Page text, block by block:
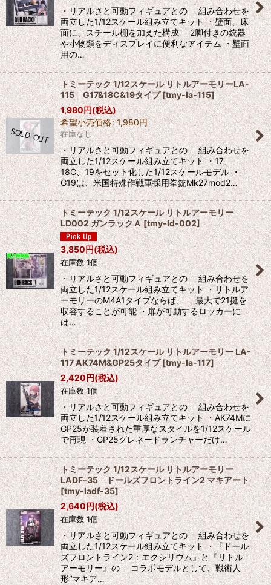
・リアルさと可動フィギュアとの 組み合わせを
両立した1/12スケール組み立てキット ・壁面、床
面に、スチール棚を加えた構成 2脚付きの銃器
や小物類をディスプレイに便利なアイテム ・壁面
用の…
トミーテック 1/12スケール リトルアーモリーLA-
115 G17&18C&19タイプ [tmy-la-115]
1,980円(税込)
希望小売価格: 1,980円
在庫なし
・リアルさと可動フィギュアとの 組み合わせを
両立した1/12スケール組み立てキット ・17、
18C、19をセット化した1/12スケールモデル ・
G19は、米国特殊作戦軍採用拳銃Mk27mod2…
トミーテック 1/12スケール リトルアーモリー
LD002 ガンラックＡ[tmy-ld-002]
3,850円(税込)
在庫数 1個
・リアルさと可動フィギュアとの 組み合わせを
両立した1/12スケール組み立てキット ・リトルア
ーモリーのM4A1タイプならば、 最大で21挺を
収容することが可能 ・扉が可動するロッカーに
は…
トミーテック 1/12スケール リトルアーモリー LA-
117 AK74M&GP25タイプ [tmy-la-117]
2,420円(税込)
在庫数 1個
・リアルさと可動フィギュアとの 組み合わせを
両立した1/12スケール組み立てキット ・AK74Mに
GP25が装着された重厚なスタイルを1/12スケール
で再現 ・GP25グレネードランチャーだけ…
トミーテック 1/12スケール リトルアーモリー
LADF-35 ドールズフロントライン2 マキアート
[tmy-ladf-35]
2,640円(税込)
在庫数 1個
・リアルさと可動フィギュアとの 組み合わせを
両立した1/12スケール組み立てキット ・『ドール
ズフロントライン2：エクシリウム』と『リトル
アーモリー』の コラボモデルとして、戦術人
形“マキア…